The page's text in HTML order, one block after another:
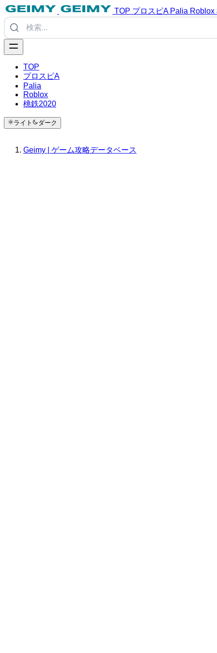
TOP プロスピA Palia Roblox
TOP
プロスピA
Palia
Roblox
桃鉄2020
ライト ダーク
Geimy | ゲーム攻略データベース